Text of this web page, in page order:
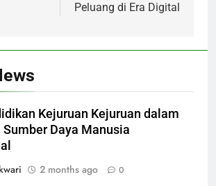
Peluang di Era Digital
Kejuruan Kejuruan dalam
Sumber Daya Manusia
2 months ago 0